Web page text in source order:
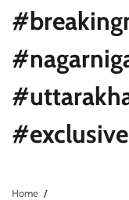
Home